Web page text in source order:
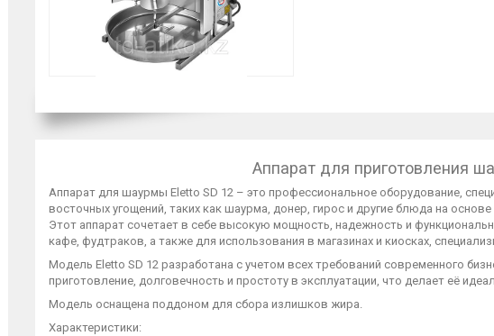
Аппарат для приготовления
Аппарат для шаурмы Eletto SD 12 – это профессиональное оборудование,
восточных угощений, таких как шаурма, донер, гирос и другие блюда на
Этот аппарат сочетает в себе высокую мощность, надежность и
кафе, фудтраков, а также для использования в магазинах и киосках,
Модель Eletto SD 12 разработана с учетом всех требований современного
приготовление, долговечность и простоту в эксплуатации, что делает её
Модель оснащена поддоном для сбора излишков жира.
Характеристики: